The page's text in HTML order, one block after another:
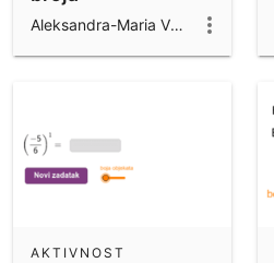
Aleksandra-Maria Vuković
AKTIVNOST